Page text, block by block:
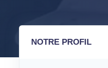
NOTRE PROFIL